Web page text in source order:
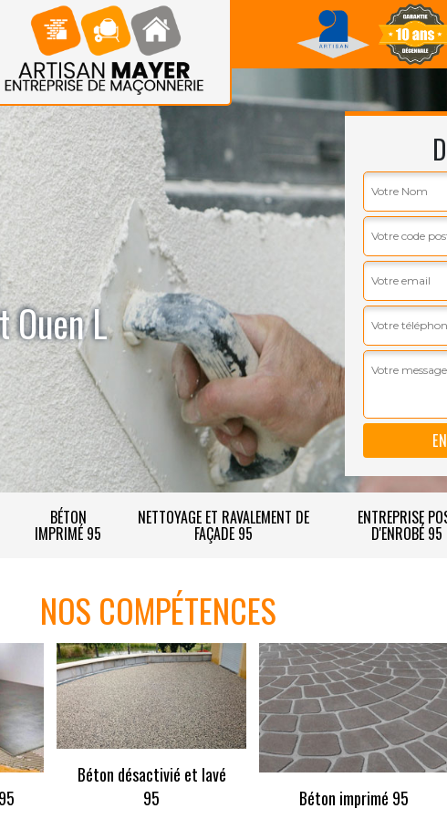
Ouen L
BÉTON
IMPRIMÉ 95
NETTOYAGE ET RAVALEMENT DE
FAÇADE 95
ENTREPRISE
D'ENROBÉ 95
NOS COMPÉTENCES
Béton désactivié et lavé
95
Béton imprimé 95